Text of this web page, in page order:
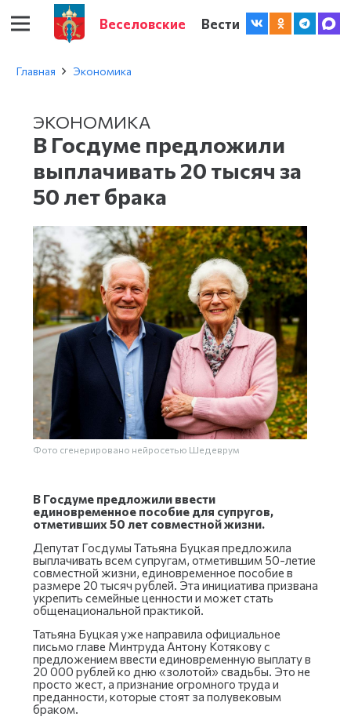
Веселовские Вести
Главная Экономика
ЭКОНОМИКА
В Госдуме предложили
выплачивать 20 тысяч за
50 лет брака
Фото сгенерировано нейросетью Шедеврум
В Госдуме предложили ввести
единовременное пособие для супругов,
отметивших 50 лет совместной жизни.
Депутат Госдумы Татьяна Буцкая предложила
выплачивать всем супругам, отметившим 50-летие
совместной жизни, единовременное пособие в
размере 20 тысяч рублей. Эта инициатива призвана
укрепить семейные ценности и может стать
общенациональной практикой.
Татьяна Буцкая уже направила официальное
письмо главе Минтруда Антону Котякову с
предложением ввести единовременную выплату в
20 000 рублей ко дню «золотой» свадьбы. Это не
просто жест, а признание огромного труда и
преданности, которые стоят за полувековым
браком.